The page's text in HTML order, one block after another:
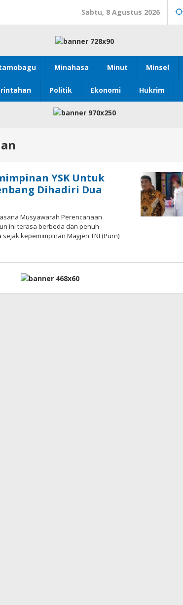
Sabtu, 8 Agustus 2026
Minahasa Minut Minsel
Politik Ekonomi Hukrim
YSK Untuk
Dihadiri Dua
Musyawarah Perencanaan
ini terasa berbeda dan penuh
kepemimpinan Mayjen TNI (Purn)